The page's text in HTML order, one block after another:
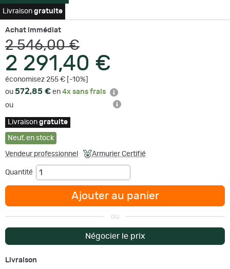
Livraison gratuite
Achat immédiat
2 546,00 €
2 291,40 €
économisez 255 € [-10%]
ou 572,85 € en 4x sans frais
ou
Livraison gratuite
Neuf, en stock
Vendeur professionnel Armurier Certifié
Quantité
Ajouter au panier
ou
Négocier le prix
Livraison